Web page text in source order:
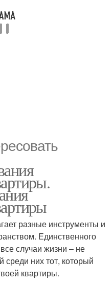
разные инструменты и
Единственного
случаи жизни – не
них тот, который
квартиры.